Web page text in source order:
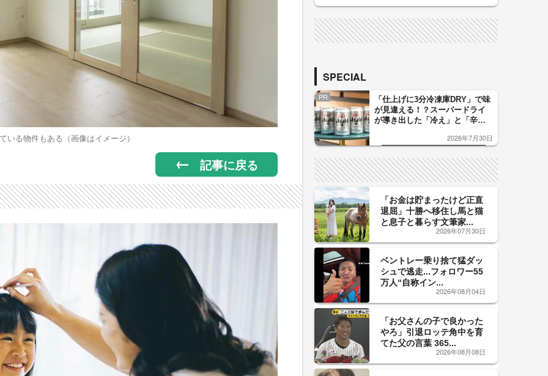
いる物件もある（画像はイメージ）
記事に戻る
SPECIAL
PR
「仕上げに3分冷凍庫DRY」で味
が見違える！？スーパードライ
が導き出した「冷え」と「辛
した「辛口カーブ」が飲み頃の
2026年7月30日
「お金は貯まったけど正直
退屈」十勝へ移住し馬と猫
と息子と暮らす文筆家...
2026年07月30日
ベントレー乗り捨て猛ダッ
シュで逃走...フォロワー55
万人“自称イン...
2026年08月04日
「お父さんの子で良かった
やろ」引退ロッテ角中を育
てた父の言葉 365...
2026年08月08日